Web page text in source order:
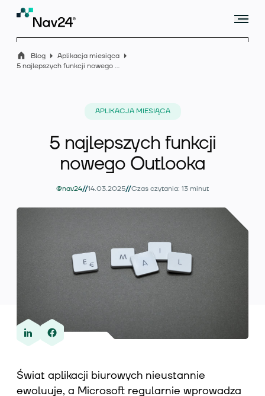
Rozszerzenia
Blog
Aplikacja miesiąca
5 najlepszych funkcji nowego Outlooka
APLIKACJA MIESIĄCA
5 najlepszych funkcji
nowego Outlooka
@nav24//14.03.2025//Czas czytania: 13 minut
Świat aplikacji biurowych nieustannie
ewoluuje, a Microsoft regularnie wprowadza